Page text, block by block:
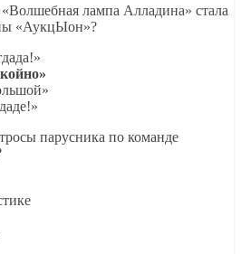
лампа Алладина» стала
«АукцЫон»?
парусника по команде